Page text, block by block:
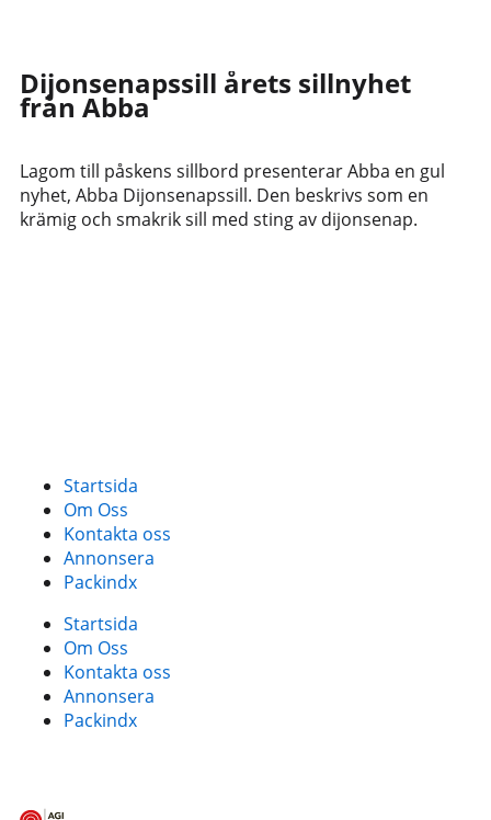
Dijonsenapssill årets sillnyhet
från Abba
Lagom till påskens sillbord presenterar Abba en gul
nyhet, Abba Dijonsenapssill. Den beskrivs som en
krämig och smakrik sill med sting av dijonsenap.
Startsida
Om Oss
Kontakta oss
Annonsera
Packindx
Startsida
Om Oss
Kontakta oss
Annonsera
Packindx